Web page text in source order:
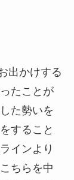
出かけする
たことが
た勢いを
すること
インより
ちらを中